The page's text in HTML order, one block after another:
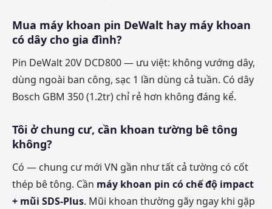
Mua máy khoan pin DeWalt hay máy khoan
có dây cho gia đình?
Pin DeWalt 20V DCD800 — ưu việt: không vướng dây,
dùng ngoài ban công, sạc 1 lần dùng cả tuần. Có dây
Bosch GBM 350 (1.2tr) chỉ rẻ hơn không đáng kể.
Tôi ở chung cư, cần khoan tường bê tông
không?
Có — chung cư mới VN gần như tất cả tường có cốt
thép bê tông. Cần máy khoan pin có chế độ impact
+ mũi SDS-Plus. Mũi khoan thường gãy ngay khi gặp